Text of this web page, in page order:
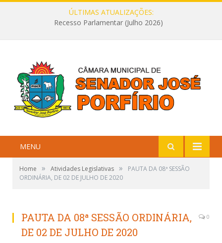
ÚLTIMAS ATUALIZAÇÕES:
Recesso Parlamentar (Julho 2026)
MENU
Home » Atividades Legislativas »
PAUTA DA 08ª SESSÃO
ORDINÁRIA, DE 02 DE JULHO DE 2020
PAUTA DA 08ª SESSÃO ORDINÁRIA,
DE 02 DE JULHO DE 2020
0